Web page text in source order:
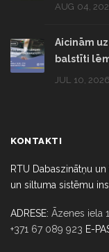
AUG 04,
Aicinām
balstīti
JUL 10, 2026
KONTAKTI
RTU Dabaszinātņu
un siltuma sistēmu
ADRESE: Āzenes iela
+371 67 089 923 E-